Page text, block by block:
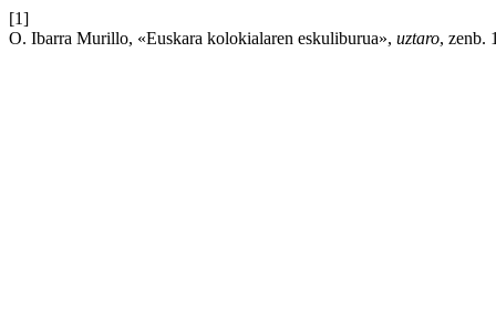
[1]
O. Ibarra Murillo, «Euskara kolokialaren eskuliburua», uztaro, zenb.